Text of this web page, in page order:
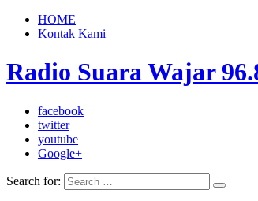
HOME
Kontak Kami
Radio Suara Wajar
facebook
twitter
youtube
Google+
Search for: